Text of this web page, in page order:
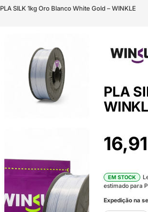
PLA SILK 1kg Oro Blanco White Gold – WINKLE
PLA
16,91
EM STOCK
estimado para
Expedição na